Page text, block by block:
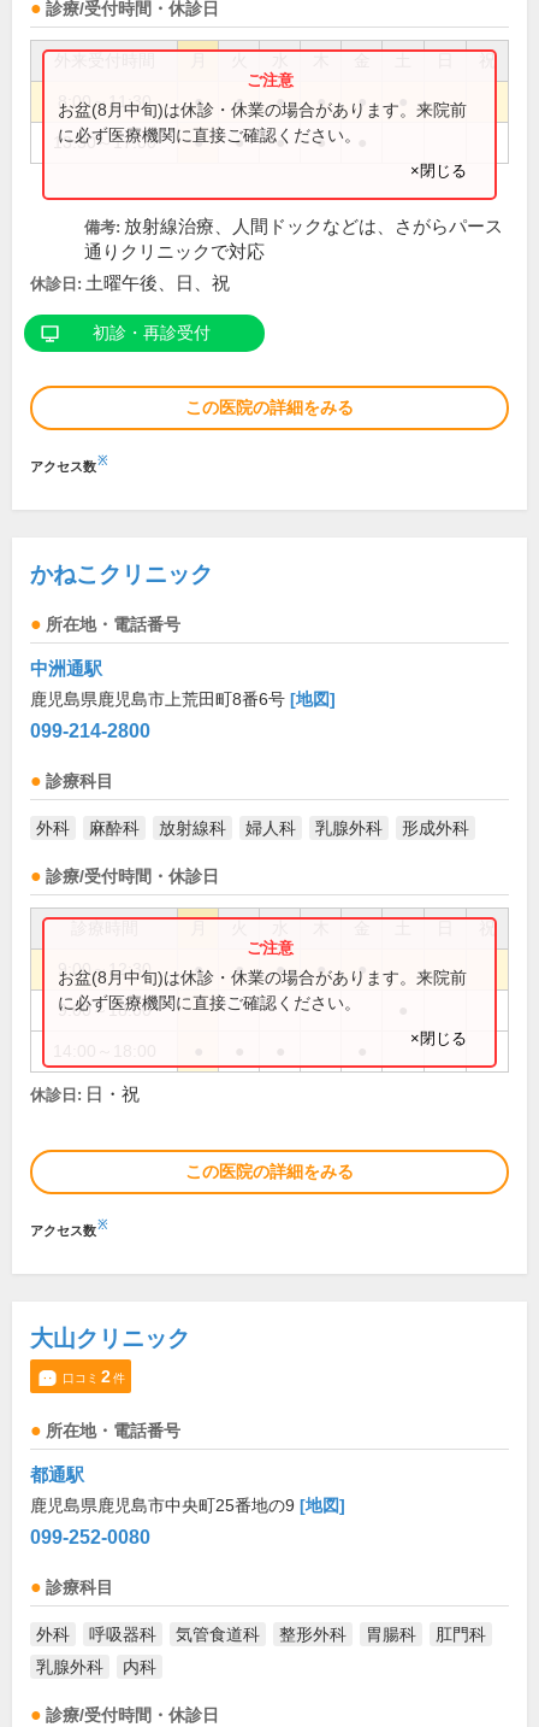
診療/受付時間・休診日
祝
8:00～11:30 ● ● ● ● ●
13:30～17:00 ● ● ● ●
お盆(8月中旬)は休診・休業の場合があります。来院前
に必ず医療機関に直接ご確認ください。
×閉じる
備考: 放射線治療、人間ドックなどは、さがらパース
通りクリニックで対応
休診日: 土曜午後、日、祝
初診・再診受付
この医院の詳細をみる
アクセス数※
かねこクリニック
所在地・電話番号
中洲通駅
鹿児島県鹿児島市上荒田町8番6号 [地図]
099-214-2800
診療科目
外科 麻酔科 放射線科 婦人科 乳腺外科 形成外科
診療/受付時間・休診日
祝
9:00～12:30 ● ● ● ● ●
9:00～18:00
お盆(8月中旬)は休診・休業の場合があります。来院前
に必ず医療機関に直接ご確認ください。
×閉じる
休診日: 日・祝
この医院の詳細をみる
アクセス数※
大山クリニック
口コミ 2件
所在地・電話番号
都通駅
鹿児島県鹿児島市中央町25番地の9 [地図]
099-252-0080
診療科目
外科 呼吸器科 気管食道科 整形外科 胃腸科
肛門科
乳腺外科
内科
診療/受付時間・休診日